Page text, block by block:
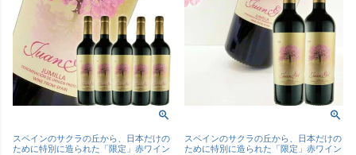
スペインのサクラの丘から、日本だけの
ために特別に造られた「限定」赤ワイン
スペインのサクラの丘から、日本だけの
ために特別に造られた「限定」赤ワイン